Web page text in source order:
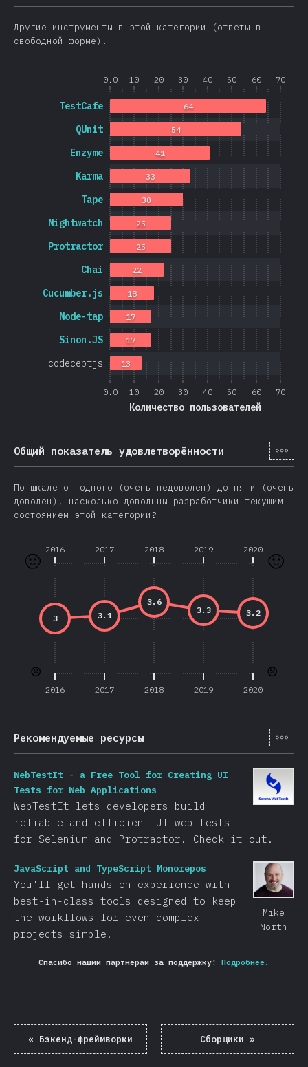
Другие инструменты в этой категории (ответы в
свободной форме).
0.0 10 20 30 40 50 60 70
0.0 10 20 30 40 50 60 70
Количество пользователей
codeceptjs
Sinon.JS
Node-tap
Cucumber.js
Chai
Protractor
Nightwatch
Tape
Karma
Enzyme
QUnit
TestCafe
13
17
17
18
22
25
25
30
33
41
54
64
Общий показатель удовлетворённости [ru-
По шкале от одного (очень недоволен) до пяти (очень
доволен), насколько довольны разработчики текущим
состоянием этой категории?
2016 2017 2018 2019 2020
☹️
🙂
2016 2017 2018 2019 2020
☹️
🙂
3.2
3.3
3.6
3.1
3
Рекомендуемые ресурсы [ru-
WebTestIt - a Free Tool for Creating UI
Tests for Web Applications
WebTestIt lets developers build
reliable and efficient UI web tests
for Selenium and Protractor. Check it out.
Mike
North
JavaScript and TypeScript Monorepos
You'll get hands-on experience with
best-in-class tools designed to keep
the workflows for even complex
projects simple!
Спасибо нашим партнёрам за поддержку! Подробнее.
« Бэкенд-фреймворки Сборщики »